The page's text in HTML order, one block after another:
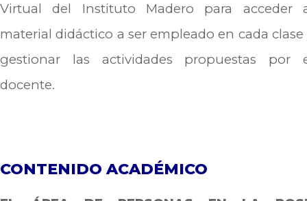
Virtual del Instituto Madero para acceder
material didáctico a ser empleado en cada clase
gestionar las actividades propuestas por
docente.
CONTENIDO ACADÉMICO